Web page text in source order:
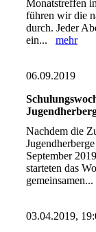
Monatstreffen
führen wir die
durch. Jeder
ein... mehr
06.09.2019
Nachdem die
September
starteten das
gemeinsamen...
03.04.2019,